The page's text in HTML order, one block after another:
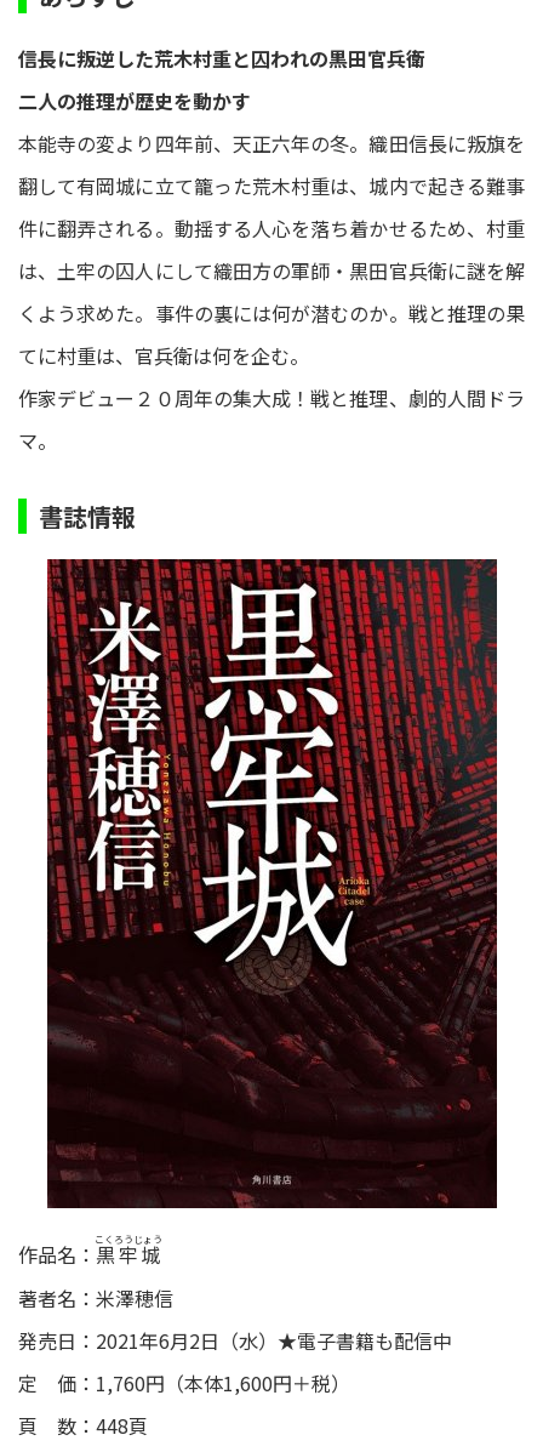
信長に叛逆した荒木村重と囚われの黒田官兵衛
二人の推理が歴史を動かす
本能寺の変より四年前、天正六年の冬。織田信長に叛旗を
翻して有岡城に立て籠った荒木村重は、城内で起きる難事
件に翻弄される。動揺する人心を落ち着かせるため、村重
は、土牢の囚人にして織田方の軍師・黒田官兵衛に謎を解
くよう求めた。事件の裏には何が潜むのか。戦と推理の果
てに村重は、官兵衛は何を企む。
作家デビュー２０周年の集大成！戦と推理、劇的人間ドラ
マ。
書誌情報
作品名： 黒牢城
こくろうじょう
著者名：米澤穂信
発売日：2021年6月2日（水）★電子書籍も配信中
定 価：1,760円（本体1,600円＋税）
頁 数：448頁